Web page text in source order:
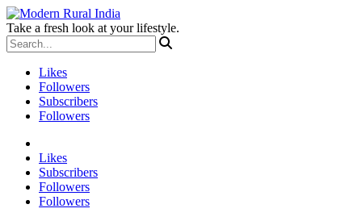
Take a fresh look at your lifestyle.
Likes
Followers
Subscribers
Followers
Likes
Subscribers
Followers
Followers